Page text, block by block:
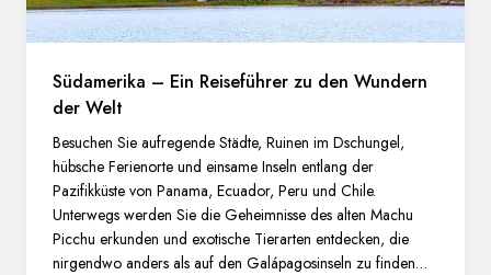
Südamerika – Ein Reiseführer zu den Wundern
der Welt
Besuchen Sie aufregende Städte, Ruinen im Dschungel,
hübsche Ferienorte und einsame Inseln entlang der
Pazifikküste von Panama, Ecuador, Peru und Chile.
Unterwegs werden Sie die Geheimnisse des alten Machu
Picchu erkunden und exotische Tierarten entdecken, die
nirgendwo anders als auf den Galápagosinseln zu finden